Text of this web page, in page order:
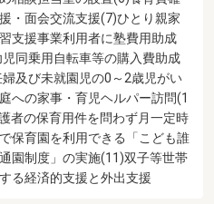
・面会交流支援(7)ひとり親家
支援事業利用者に塾費用助成
同乗用自転車等の購入費助成
及び未就園児の0～2歳児がい
への家事・育児ヘルパー訪問(1
者の保育用件を問わず月一定時
保育園を利用できる「こども誰
園制度」の実施(11)双子等世帯
る経済的支援と外出支援